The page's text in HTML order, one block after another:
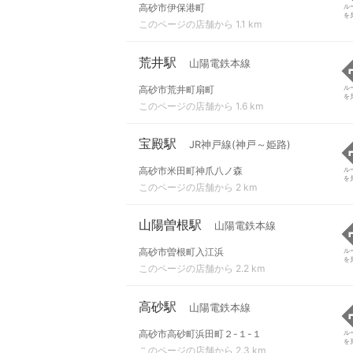
高砂市伊保港町
このページの店舗から 1.1 km
ル
を
荒井駅 山陽電鉄本線
高砂市荒井町扇町
このページの店舗から 1.6 km
ル
を
宝殿駅 JR神戸線(神戸～姫路)
高砂市米田町神爪八ノ森
このページの店舗から 2 km
ル
を
山陽曽根駅 山陽電鉄本線
高砂市曽根町入江浜
このページの店舗から 2.2 km
ル
を
高砂駅 山陽電鉄本線
高砂市高砂町浜田町２-１-１
このページの店舗から 2.3 km
ル
を